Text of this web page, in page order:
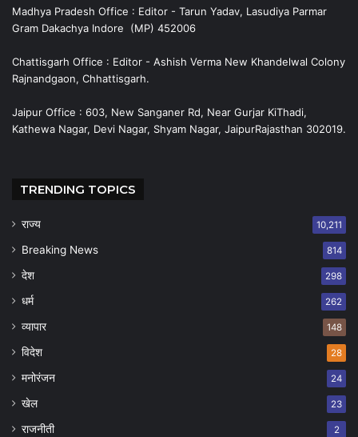
Madhya Pradesh Office : Editor - Tarun Yadav, Lasudiya Parmar
Gram Dakachya Indore (MP) 452006
Chattisgarh Office : Editor - Ashish Verma New Khandelwal Colony
Rajnandgaon, Chhattisgarh.
Jaipur Office : 603, New Sanganer Rd, Near Gurjar KiThadi,
Kathewa Nagar, Devi Nagar, Shyam Nagar, JaipurRajasthan 302019.
TRENDING TOPICS
राज्य 10,211
Breaking News 814
देश 298
धर्म 262
व्यापार 148
विदेश 28
मनोरंजन 24
खेल 23
राजनीती 2